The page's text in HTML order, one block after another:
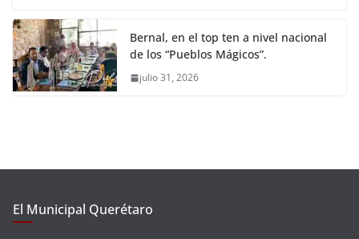
Bernal, en el top ten a nivel nacional
de los “Pueblos Mágicos”.
julio 31, 2026
El Municipal Querétaro